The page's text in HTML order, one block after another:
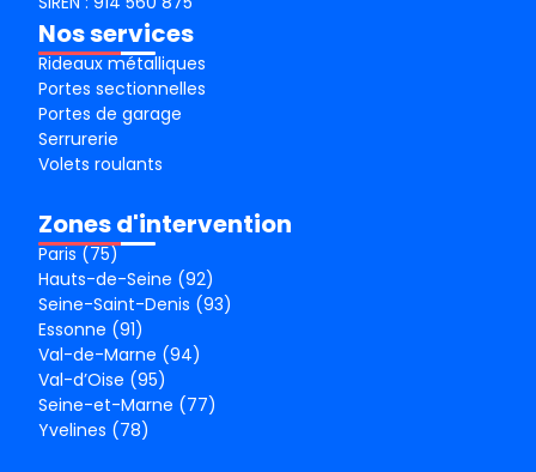
Nos services
Rideaux métalliques
Portes sectionnelles
Portes de garage
Serrurerie
Volets roulants
Zones d'intervention
Paris (75)
Hauts-de-Seine (92)
Seine-Saint-Denis (93)
Essonne (91)
Val-de-Marne (94)
Val-d’Oise (95)
Seine-et-Marne (77)
Yvelines (78)